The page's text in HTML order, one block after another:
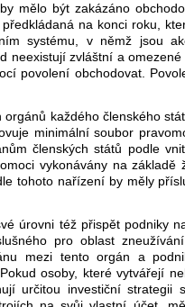
mělo být zakázáno
na konci roku,
systému, v němž jsou
neexistují zvláštní a
povolení obchodovat.
orgánů každého členského
minimální soubor
členských států podle
vykonávány na
tohoto nařízení by měly
úrovni též přispět podniky
pro oblast
mezi tento orgán a
osoby, které vytvářejí
určitou investiční